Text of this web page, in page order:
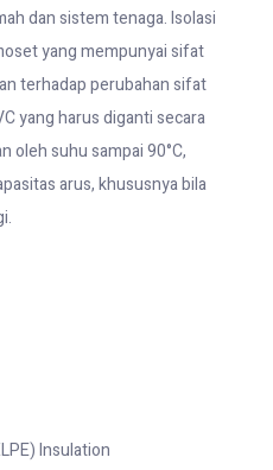
dan sistem tenaga. Isolasi
yang mempunyai sifat
terhadap perubahan sifat
yang harus diganti secara
oleh suhu sampai 90°C,
arus, khususnya bila
Insulation